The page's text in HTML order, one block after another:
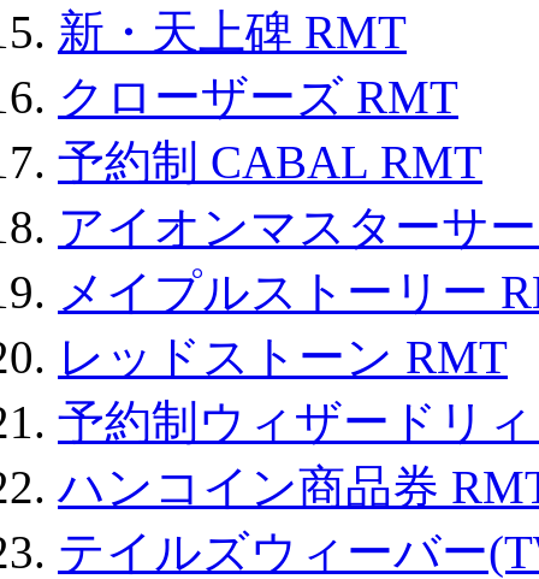
新・天上碑 RMT
クローザーズ RMT
予約制 CABAL RMT
アイオンマスターサ
メイプルストーリー
レッドストーン RMT
予約制ウィザードリ
ハンコイン商品券
テイルズウィーバー